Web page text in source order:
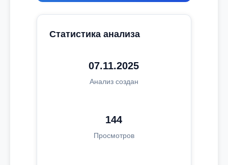
Статистика анализа
07.11.2025
Анализ создан
144
Просмотров